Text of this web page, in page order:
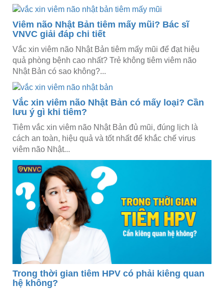
Viêm não Nhật Bản tiêm mấy mũi? Bác sĩ
VNVC giải đáp chi tiết
Vắc xin viêm não Nhật Bản tiêm mấy mũi để đạt hiệu
quả phòng bệnh cao nhất? Trẻ không tiêm viêm não
Nhật Bản có sao không?...
Vắc xin viêm não Nhật Bản có mấy loại? Cần
lưu ý gì khi tiêm?
Tiêm vắc xin viêm não Nhật Bản đủ mũi, đúng lịch là
cách an toàn, hiệu quả và tốt nhất để khắc chế virus
viêm não Nhật...
Trong thời gian tiêm HPV có phải kiêng quan
hệ không?